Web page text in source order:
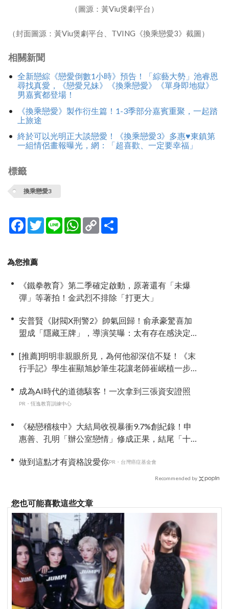
（圖源：黃Viu煲劇平台）
（封面圖源：黃Viu煲劇平台、TVING《換乘戀愛3》截圖）
相關新聞
全新戀綜《戀愛倒數1小時》預告！「綜藝大勢」池睿恩
尋找真愛，《戀愛兄妹》《換乘戀愛》《單身即地獄》
男嘉賓都登場！
《換乘戀愛》製作衍生篇！1-3季部分嘉賓重聚，一起踏
上旅途
終於可以光明正大談戀愛！《換乘戀愛3》多惠♥東鎮第
一組情侶畫報曝光，網：「超喜歡、一定要幸福」
標籤
換乘戀愛3
Facebook
TwitterLine WhatsApp
Copy
Link
為您推薦
《鐵拳教育》第二季確定啟動，原著還有「未爆
彈」等著拍！金武烈不排除「打更大」
安普賢《財閥X刑警2》帥氣回歸！俞承豪驚喜加
盟成「隱藏王牌」，導演笑曝：太有存在感決定
[推薦]明明非親眼所見，為何他卻深信不疑！《末
行手記》學生崔顯旭妙筆生花讓老師崔岷植一步
成為AI時代的道德駭客！一次拿到三張資安證照
PR・恆逸教育訓練中心
《秘戀稽核中》大結局收視暴衝9.7%創紀錄！申
惠善、孔明「辦公室戀情」修成正果，結尾「十
做到這點才有資格說愛你PR・台灣癌症基金會
Recommended by
您也可能喜歡這些文章